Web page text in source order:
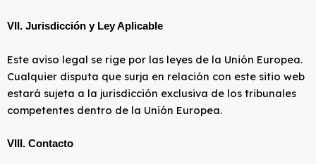
VII. Jurisdicción y Ley Aplicable
Este aviso legal se rige por las leyes de la Unión Europea.
Cualquier disputa que surja en relación con este sitio web
estará sujeta a la jurisdicción exclusiva de los tribunales
competentes dentro de la Unión Europea.
VIII. Contacto